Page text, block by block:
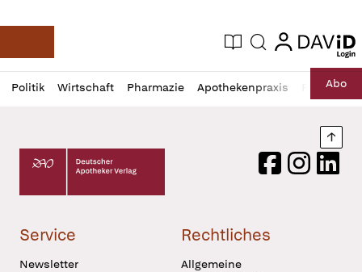
Deutsche Apotheker Zeitung
Aktuelle Ausgabe
Suche login
login
Politik Wirtschaft Pharmazie Apothekenpraxis RechtAbo
Profil
öffnen
Daz
Pur
Deutscher Apotheker Verlag Logo
FacebookInstagram
Service
Newsletter
Rechtliches
Allgemeine